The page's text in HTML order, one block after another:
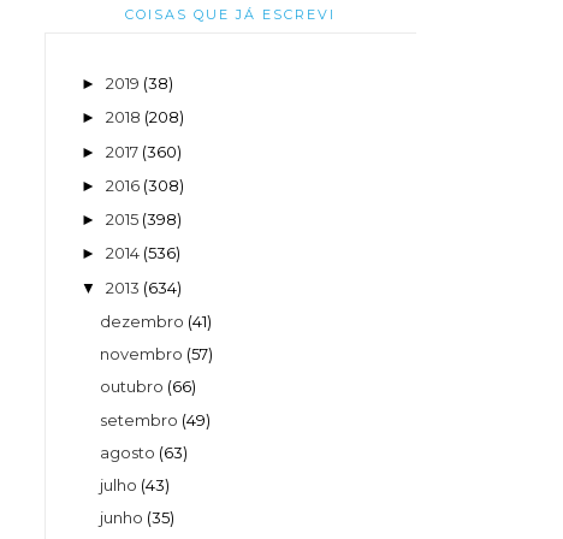
COISAS QUE JÁ ESCREVI
► 2019 (38)
► 2018 (208)
► 2017 (360)
► 2016 (308)
► 2015 (398)
► 2014 (536)
▼ 2013 (634)
dezembro (41)
novembro (57)
outubro (66)
setembro (49)
agosto (63)
julho (43)
junho (35)